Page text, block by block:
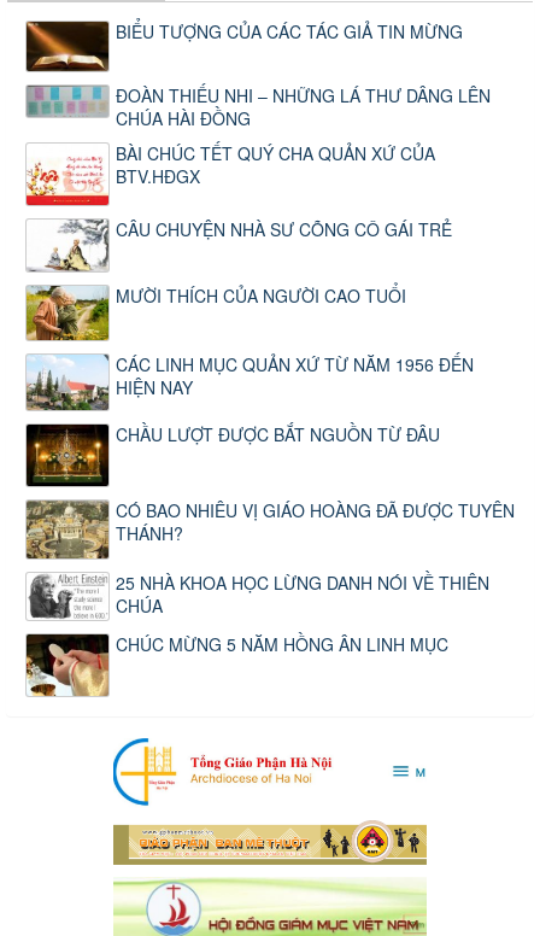
BIỂU TƯỢNG CỦA CÁC TÁC GIẢ TIN MỪNG
ĐOÀN THIẾU NHI – NHỮNG LÁ THƯ DÂNG LÊN
CHÚA HÀI ĐỒNG
BÀI CHÚC TẾT QUÝ CHA QUẢN XỨ CỦA
BTV.HĐGX
CÂU CHUYỆN NHÀ SƯ CÕNG CÔ GÁI TRẺ
MƯỜI THÍCH CỦA NGƯỜI CAO TUỔI
CÁC LINH MỤC QUẢN XỨ TỪ NĂM 1956 ĐẾN
HIỆN NAY
CHẦU LƯỢT ĐƯỢC BẮT NGUỒN TỪ ĐÂU
CÓ BAO NHIÊU VỊ GIÁO HOÀNG ĐÃ ĐƯỢC TUYÊN
THÁNH?
25 NHÀ KHOA HỌC LỪNG DANH NÓI VỀ THIÊN
CHÚA
CHÚC MỪNG 5 NĂM HỒNG ÂN LINH MỤC